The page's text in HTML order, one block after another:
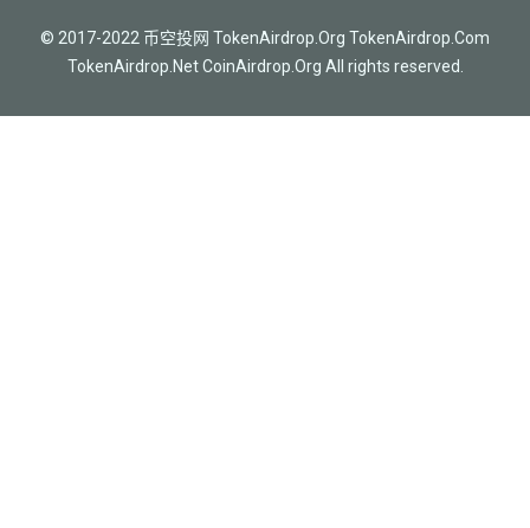
© 2017-2022 币空投网 TokenAirdrop.Org TokenAirdrop.Com
TokenAirdrop.Net CoinAirdrop.Org All rights reserved.